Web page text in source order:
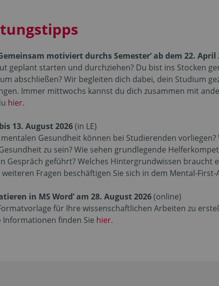
motiviert durchs Semester’ ab dem 22. April
geplant starten und durchziehen? Du bist ins Stocken
abschließen? Wir begleiten dich dabei, dein Studium
Immer mittwochs kannst du dich zusammen mit
hier.
13. August 2026(in LE)
Gesundheit können bei Studierenden
zu sein? Wie sehen grundlegende
Gespräch geführt? Welches Hintergrundwissen braucht
Fragen beschäftigen Sie sich in dem Mental-
in MS Word’ am 28. August 2026(online)
für Ihre wissenschaftlichen Arbeiten zu
finden Sie hier.